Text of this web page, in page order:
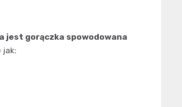
jest gorączka spowodowana
jak: